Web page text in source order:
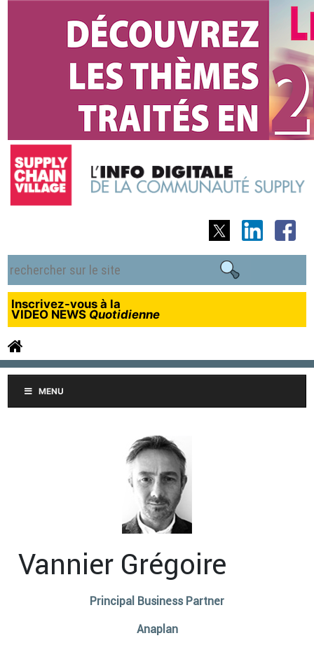
Inscrivez-vous à la
VIDEO NEWS Quotidienne
MENU
Vannier Grégoire
Principal Business Partner
Anaplan